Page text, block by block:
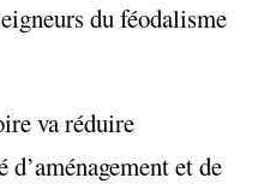
du féodalisme
va réduire
et de